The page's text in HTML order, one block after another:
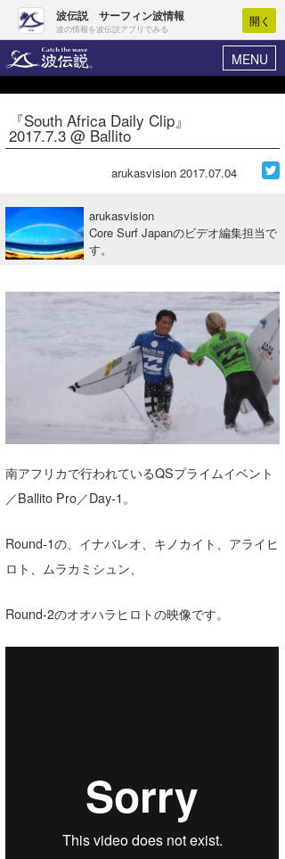
波伝説 サーフィン波情報
波の情報を波伝説アプリでみる
開く
MENU
ヘルプ マイホーム
ログイン
波情報･概況
WAVE HUNTER 波予想ツール
サーフィンエリアガイド
会員メニュー
今月のプレゼント
『South Africa Daily Clip』
2017.7.3 @ Ballito
arukasvision 2017.07.04
arukasvision
Core Surf Japanのビデオ編集担当で
す。
南アフリカで行われているQSプライムイベント
／Ballito Pro／Day-1。
Round-1の、イナバレオ、キノカイト、アライヒ
ロト、ムラカミシュン、
Round-2のオオハラヒロトの映像です。
Core Surf Japan
アート＆エンタメ
トラベル
ショップ情報
ショップ情報
千葉北
ウラナミ
ライター/寄稿メディア
Core Surf Japan